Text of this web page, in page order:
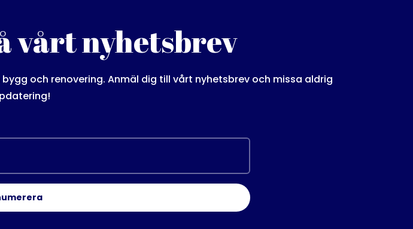
vårt nyhetsbrev
och renovering. Anmäl dig till vårt nyhetsbrev och missa aldrig